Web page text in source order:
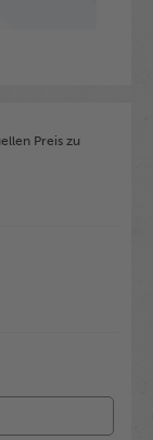
Preis zu